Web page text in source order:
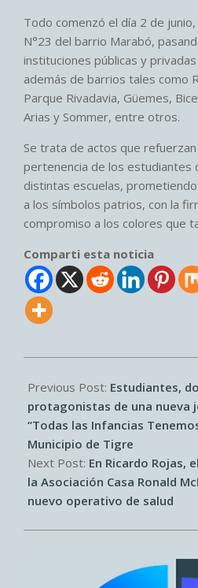
Todo comenzó el día 2 de
N°23 del barrio Marabó,
instituciones públicas y
además de barrios tales como
Parque Rivadavia, Güemes,
Arias y Sommer, entre otros.
Se trata de actos que
pertenencia de los estudiantes
distintas escuelas,
a los símbolos patrios, con la
compromiso a los colores que
Comparti esta noticia
06-
30
Previous Post: Estudiantes,
protagonistas de una nueva
“Todas las Infancias
Municipio de Tigre
Next Post: En Ricardo Rojas,
la Asociación Casa Ronald
nuevo operativo de salud